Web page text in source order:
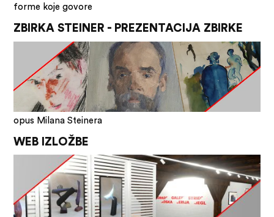
forme koje govore
ZBIRKA STEINER - PREZENTACIJA ZBIRKE
opus Milana Steinera
WEB IZLOŽBE